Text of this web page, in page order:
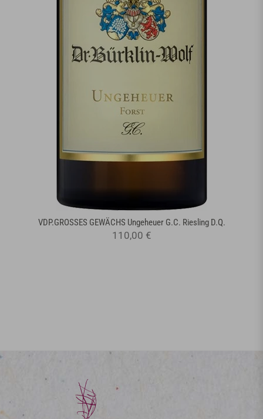
VDP.GROSSES GEWÄCHS Ungeheuer G.C. Riesling D.Q.
110,00 €